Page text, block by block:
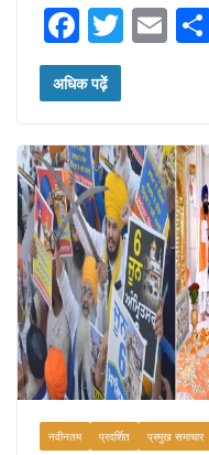
F
a
c
b
o
o
k
T E
अधिक पढ़ें
नवीनतम प्रदर्शित प्रमुख समाचार